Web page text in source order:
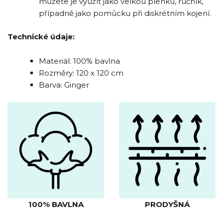
případně jako pomůcku při diskrétním kojení.
Technické údaje:
Materiál: 100% bavlna
Rozměry: 120 x 120 cm
Barva: Ginger
100% BAVLNA PRODYŠNÁ